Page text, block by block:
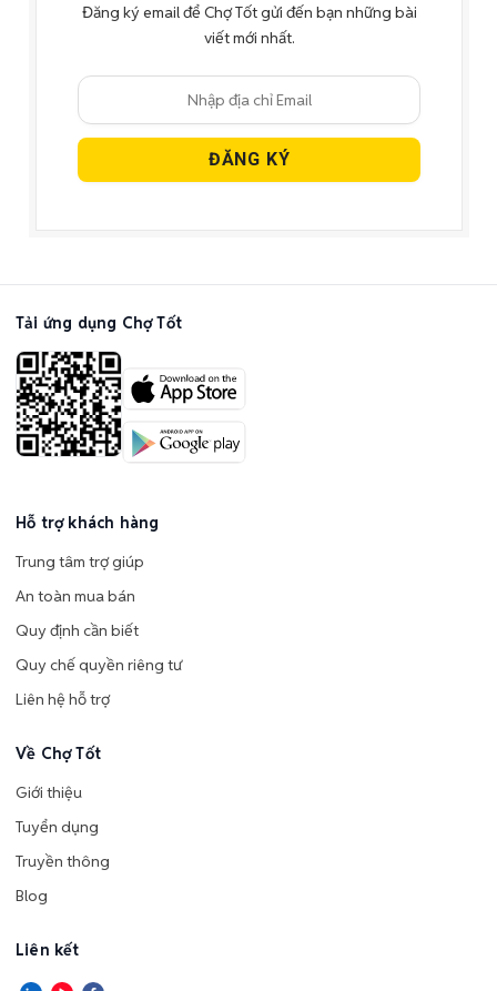
Đăng ký email để Chợ Tốt gửi đến bạn những bài
viết mới nhất.
Tải ứng dụng Chợ Tốt
Hỗ trợ khách hàng
Trung tâm trợ giúp
An toàn mua bán
Quy định cần biết
Quy chế quyền riêng tư
Liên hệ hỗ trợ
Về Chợ Tốt
Giới thiệu
Tuyển dụng
Truyền thông
Blog
Liên kết